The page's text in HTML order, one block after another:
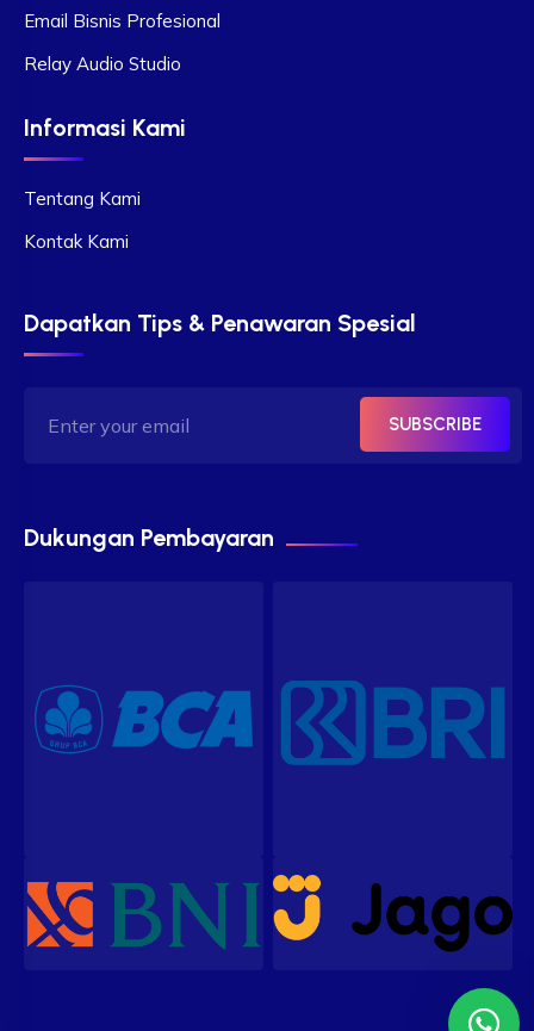
Email Bisnis Profesional
Relay Audio Studio
Informasi Kami
Tentang Kami
Kontak Kami
Dapatkan Tips & Penawaran Spesial
SUBSCRIBE
Dukungan Pembayaran